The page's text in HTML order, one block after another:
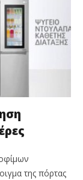
της πόρτας